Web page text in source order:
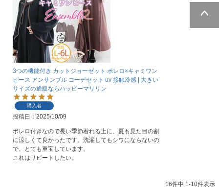
3つの機能付き カットジョーゼット ボレロ×キャミワン
ピース アンサンブル コーデセット uv 接触冷感 | 大きい
サイズの通販ならハッピーマリリン
購入者
投稿日 2025/10/09
ボレロ付きなので長い季節着れる上に、夏も見た目の割
に涼しくて良かったです。洗濯してもシワにならないの
で、とても重宝しています。
これはリピートしたい。
16件中 1-10件表示